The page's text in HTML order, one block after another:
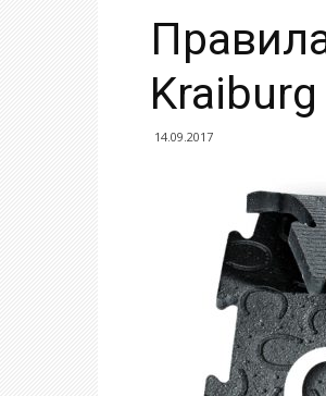
Kraiburg
14.09.2017